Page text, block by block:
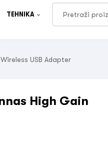
TEHNIKA
USB Adapter
High Gain